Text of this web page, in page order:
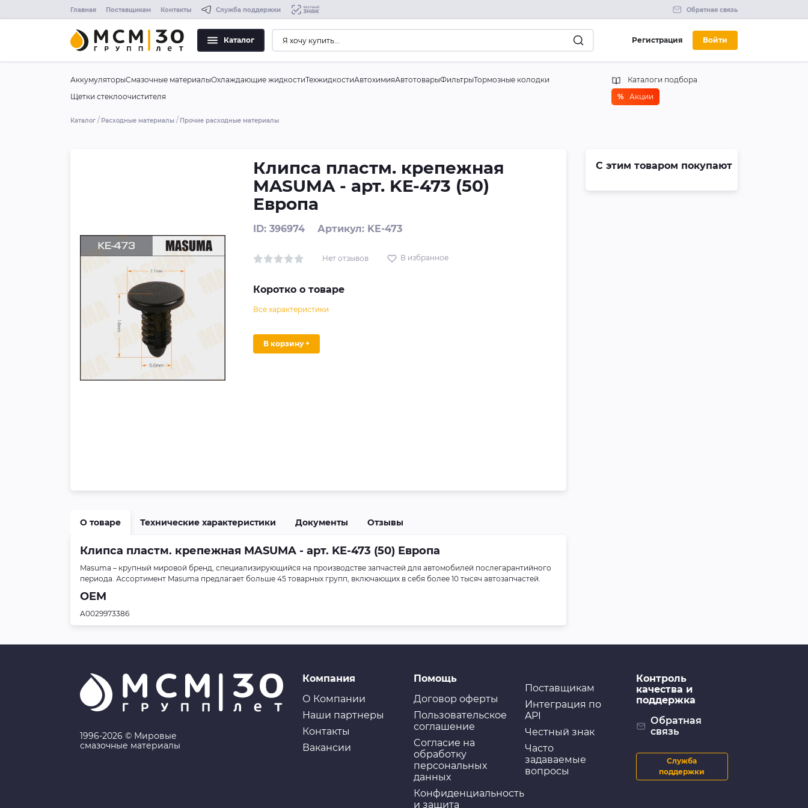
Главная Поставщикам Контакты Служба поддержки Обратная связь
Каталог Регистрация Войти
АккумуляторыСмазочные материалыОхлаждающие жидкостиТехжидкостиАвтохимияАвтотоварыФильтрыТормозные колодки
Щетки стеклоочистителя
Каталоги подбора
% Акции
Каталог Расходные материалы Прочие расходные материалы
Клипса пластм. крепежная
MASUMA - арт. KE-473 (50)
Европа
ID: 396974 Артикул: KE-473
Нет отзывов В избранное
Коротко о товаре
Все характеристики
В корзину +
О товаре Технические характеристики Документы Отзывы
Клипса пластм. крепежная MASUMA - арт. KE-473 (50) Европа
Masuma – крупный мировой бренд, специализирующийся на производстве запчастей для автомобилей послегарантийного
периода. Ассортимент Masuma предлагает больше 45 товарных групп, включающих в себя более 10 тысяч автозапчастей.
OEM
A0029973386
С этим товаром покупают
1996-2026 © Мировые
смазочные материалы
Компания
О Компании
Наши партнеры
Контакты
Вакансии
Помощь
Договор оферты
Пользовательское
соглашение
Cогласие на
обработку
персональных
данных
Конфиденциальность
и защита
Поставщикам
Интеграция по
API
Честный знак
Часто
задаваемые
вопросы
Контроль
качества и
поддержка
Обратная
связь
Служба
поддержки